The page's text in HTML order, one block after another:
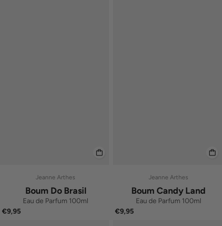
Jeanne Arthes
Boum Do Brasil
Eau de Parfum 100ml
€9,95
Jeanne Arthes
Boum Candy Land
Eau de Parfum 100ml
€9,95